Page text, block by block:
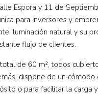
Espora y 11 de
para inversores y
iluminación natural y su
flujo de clientes.
de 60 m², todos
dispone de un
o para facilitar la carga